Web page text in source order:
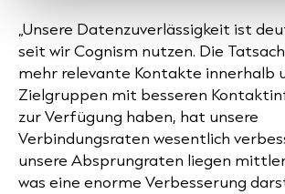
„Unsere Datenzuverlässigkeit ist
seit wir Cognism nutzen. Die
mehr relevante Kontakte innerhalb
Zielgruppen mit besseren
zur Verfügung haben, hat unsere
Verbindungsraten wesentlich
unsere Absprungraten liegen
was eine enorme Verbesserung